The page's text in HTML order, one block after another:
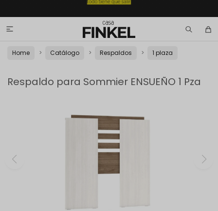

Home Catálogo Respaldos 1 plaza
Respaldo para Sommier ENSUEÑO 1 Pza